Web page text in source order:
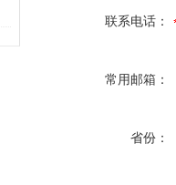
联系电话：
常用邮箱：
省份：